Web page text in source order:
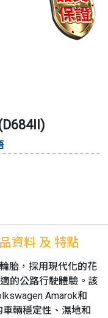
D684II)
資料 及 特點
胎，採用現代化的花
的公路行駛體驗。該
Amarok和
車輛穩定性、濕地和